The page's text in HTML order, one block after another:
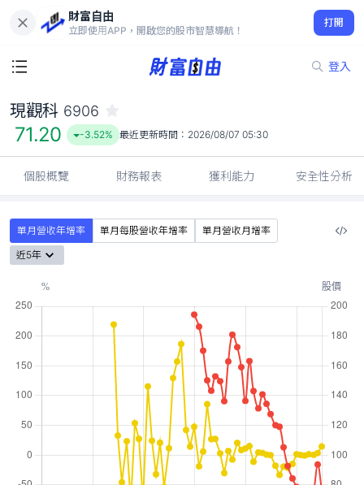
財富自由
立即使用APP，開啟您的股市智慧導航！
打開
登入
71.20
-3.52%
現觀科 6906
71.20 -3.52% 最近更新時間： 2026/08/07 05:30
個股概覽 財務報表 獲利能力 安全性分析
單月營收年增率 單月每股營收年增率
單月營收月增率
近5年